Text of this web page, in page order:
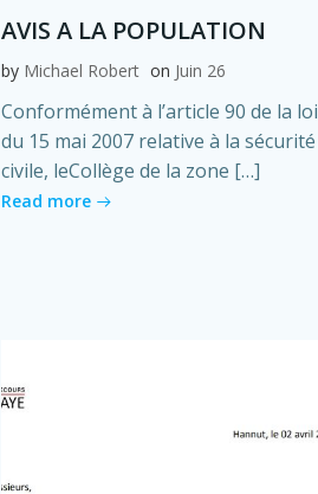
AVIS A LA POPULATION
by Michael Robert on Juin 26
Conformément à l’article 90 de la loi
du 15 mai 2007 relative à la sécurité
civile, leCollège de la zone […]
Read more